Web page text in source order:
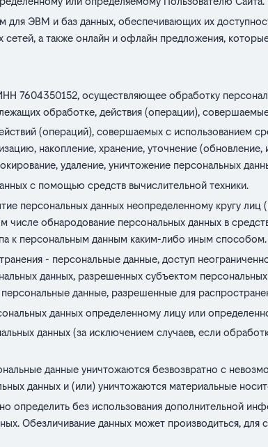
ЭВМ и баз данных, обеспечивающих их
а также онлайн и офлайн предложения,
7604350152, осуществляющее обработку
обработке, действия (операции),
(операций), совершаемых с использованием
накопление, хранение, уточнение (обновление,
удаление, уничтожение персональных
с помощью средств вычислительной техники.
персональных данных неопределенному кругу лиц
числе обнародование персональных данных в
к персональным данным каким-либо иным способом.
- персональные данные, доступ
данных, разрешенных субъектом
данные, разрешенные для
данных определенному лицу или
данных (за исключением случаев, если
данные уничтожаются безвозвратно с
данных и (или) уничтожаются материальные
определить без использования дополнительной
Обезличивание данных может производиться, для